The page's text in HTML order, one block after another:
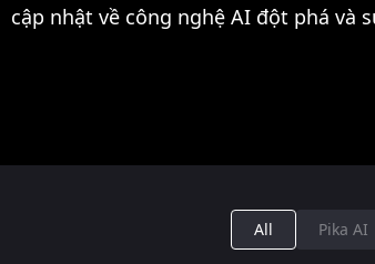
cập nhật về công nghệ AI đột phá và
All Pika AI